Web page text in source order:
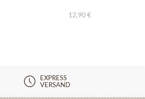
12,90 €
EXPRESS
VERSAND